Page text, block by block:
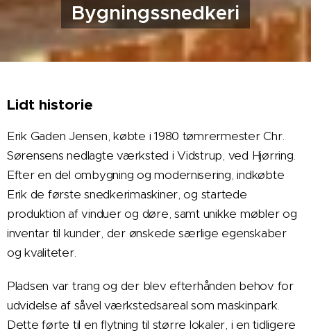
Bygningssnedkeri
Lidt historie
Erik Gaden Jensen, købte i 1980 tømrermester Chr.
Sørensens nedlagte værksted i Vidstrup, ved Hjørring.
Efter en del ombygning og modernisering, indkøbte
Erik de første snedkerimaskiner, og startede
produktion af vinduer og døre, samt unikke møbler og
inventar til kunder, der ønskede særlige egenskaber
og kvaliteter.
Pladsen var trang og der blev efterhånden behov for
udvidelse af såvel værkstedsareal som maskinpark.
Dette førte til en flytning til større lokaler, i en tidligere